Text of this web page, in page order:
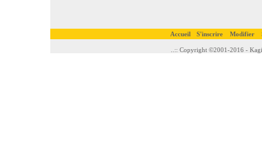
Accueil S'inscrire Modifier
..:: Copyright ©2001-2016 -